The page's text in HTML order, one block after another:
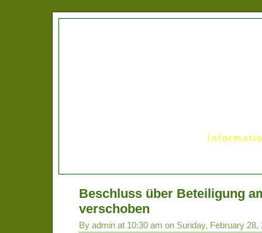
Beschluss über Beteiligung
verschoben
By admin at 10:30 am on Sunday, February 28,